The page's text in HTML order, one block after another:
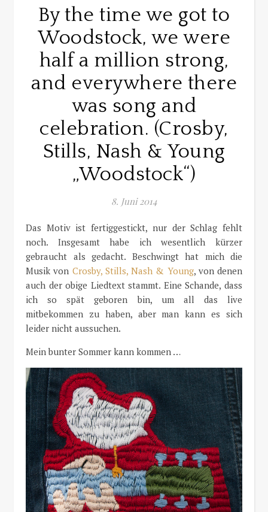
By the time we got to
Woodstock, we were
half a million strong,
and everywhere there
was song and
celebration. (Crosby,
Stills, Nash & Young
„Woodstock“)
8. Juni 2014
Das Motiv ist fertiggestickt, nur der Schlag fehlt
noch. Insgesamt habe ich wesentlich kürzer
gebraucht als gedacht. Beschwingt hat mich die
Musik von Crosby, Stills, Nash & Young, von denen
auch der obige Liedtext stammt. Eine Schande, dass
ich so spät geboren bin, um all das live
mitbekommen zu haben, aber man kann es sich
leider nicht aussuchen.
Mein bunter Sommer kann kommen …